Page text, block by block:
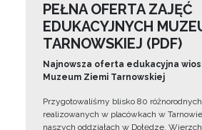
PEŁNA OFERTA ZAJĘĆ
EDUKACYJNYCH
TARNOWSKIEJ (PDF)
Najnowsza oferta edukacyjna
Muzeum Ziemi Tarnowskiej
Przygotowaliśmy blisko 80
realizowanych w placówkach w
naszych oddziałach w Dołędze,